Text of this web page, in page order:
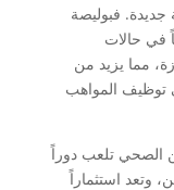
فبوليصة
في حالات
مما يزيد من
توظيف المواهب
الصحي تلعب دوراً
وتعد استثماراً